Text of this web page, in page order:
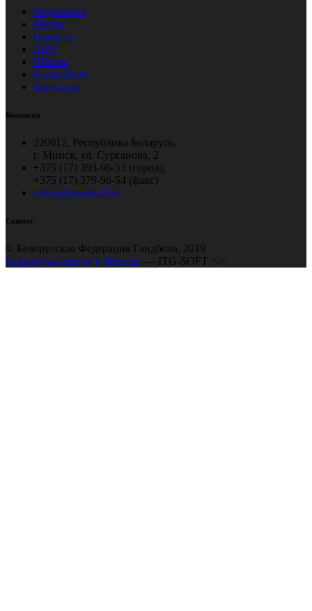
Федерация
Медиа
Новости
ДЮГ
Школы
О гандболе
Контакты
Контакты
220012, Республика Беларусь,
г. Минск, ул. Сурганова, 2
+375 (17) 393-96-53 (город),
+375 (17) 379-96-54 (факс)
office@handball.by
Contact
© Белорусская Федерация Гандбола, 2019
Разработка сайтов в Минске — ITG-SOFT </>